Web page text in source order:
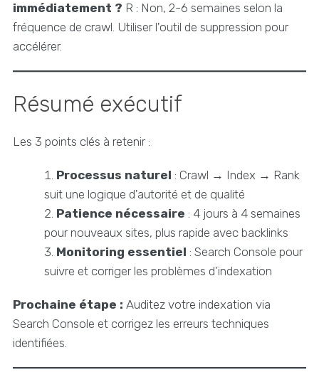
immédiatement ? R : Non, 2-6 semaines selon la
fréquence de crawl. Utiliser l'outil de suppression pour
accélérer.
Résumé exécutif
Les 3 points clés à retenir :
Processus naturel : Crawl → Index → Rank
suit une logique d'autorité et de qualité
Patience nécessaire : 4 jours à 4 semaines
pour nouveaux sites, plus rapide avec backlinks
Monitoring essentiel : Search Console pour
suivre et corriger les problèmes d'indexation
Prochaine étape : Auditez votre indexation via
Search Console et corrigez les erreurs techniques
identifiées.